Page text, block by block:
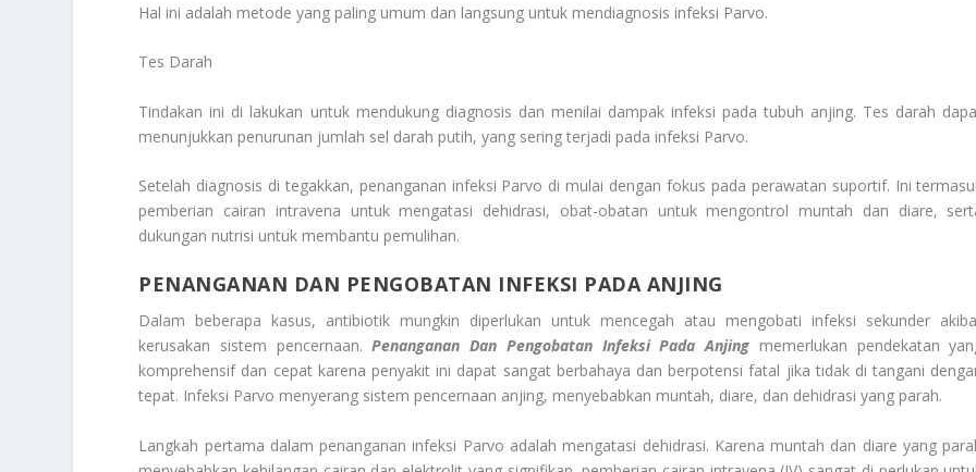
Hal ini adalah metode yang paling umum dan langsung untuk mendiagnosis infeksi Parvo.
Tes Darah
Tindakan ini di lakukan untuk mendukung diagnosis dan menilai dampak infeksi pada tubuh anjing. Tes darah
menunjukkan penurunan jumlah sel darah putih, yang sering terjadi pada infeksi Parvo.
Setelah diagnosis di tegakkan, penanganan infeksi Parvo di mulai dengan fokus pada perawatan suportif. Ini
pemberian cairan intravena untuk mengatasi dehidrasi, obat-obatan untuk mengontrol muntah dan diare,
dukungan nutrisi untuk membantu pemulihan.
PENANGANAN DAN PENGOBATAN INFEKSI PADA ANJING
Dalam beberapa kasus, antibiotik mungkin diperlukan untuk mencegah atau mengobati infeksi sekunder
kerusakan sistem pencernaan.Penanganan Dan Pengobatan Infeksi Pada Anjing memerlukan pendekatan
komprehensif dan cepat karena penyakit ini dapat sangat berbahaya dan berpotensi fatal jika tidak di tangani
tepat. Infeksi Parvo menyerang sistem pencernaan anjing, menyebabkan muntah, diare, dan dehidrasi yang parah.
Langkah pertama dalam penanganan infeksi Parvo adalah mengatasi dehidrasi. Karena muntah dan diare yang